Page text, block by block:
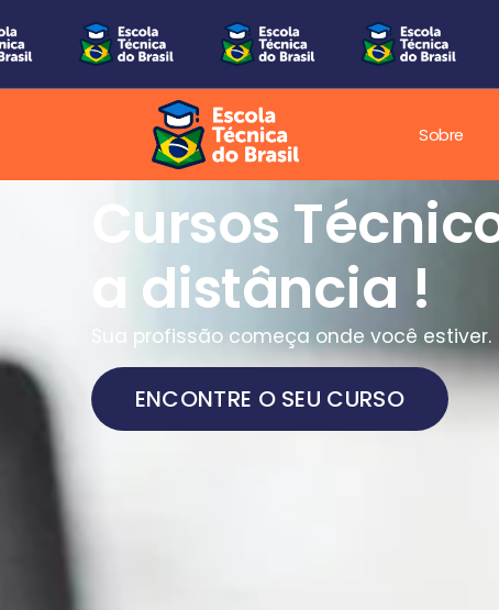
Sobre
Cursos
a distância !
Sua profissão começa onde você estiver.
ENCONTRE O SEU CURSO